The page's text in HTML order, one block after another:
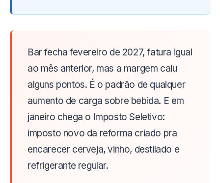
Bar fecha fevereiro de 2027, fatura igual
ao mês anterior, mas a margem caiu
alguns pontos. É o padrão de qualquer
aumento de carga sobre bebida. E em
janeiro chega o Imposto Seletivo:
imposto novo da reforma criado pra
encarecer cerveja, vinho, destilado e
refrigerante regular.